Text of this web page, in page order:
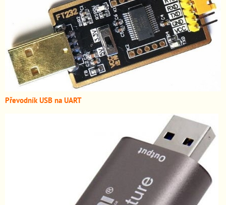
Převodník USB na UART